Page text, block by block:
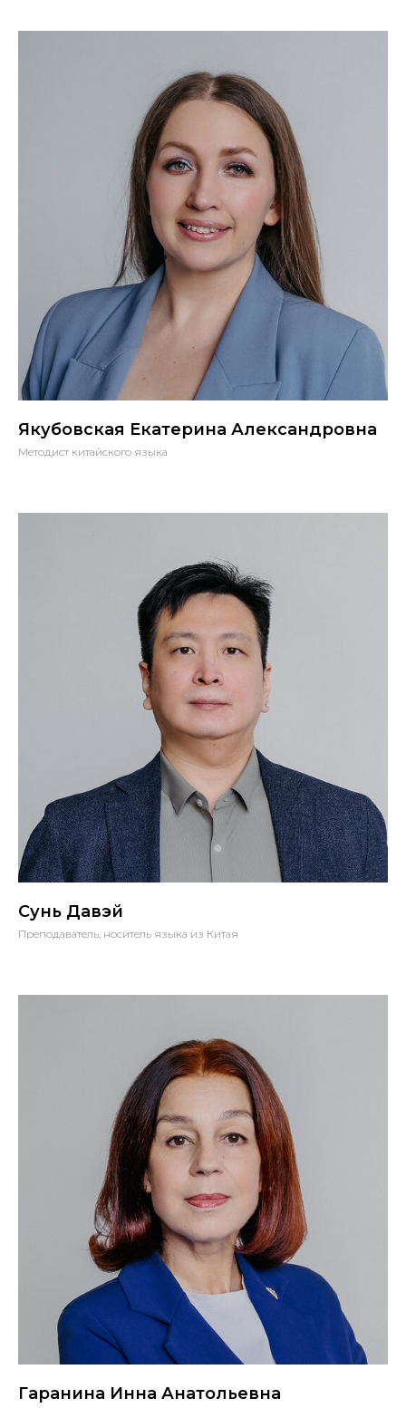
Якубовская Екатерина Александровна
Методист китайского языка
Сунь Давэй
Преподаватель, носитель языка из Китая
Гаранина Инна Анатольевна